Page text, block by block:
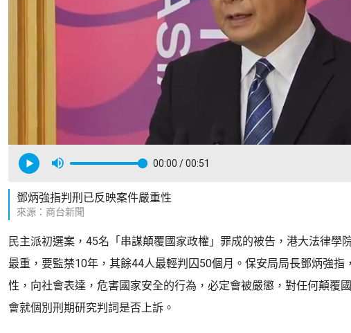
00:00 / 00:51
鄧炳強指判刑已反映案件嚴重性
來源：商台新聞
民主派初選案，45名「串謀顛覆國家政權」罪成的被告，港大法律學
最重，要監禁10年，其餘44人最輕判囚50個月。保安局局長鄧炳強指
性，向社會表達，危害國家安全的行為，必定會被嚴懲，對任何顛覆
會就個別刑期研究判詞是否上訴。